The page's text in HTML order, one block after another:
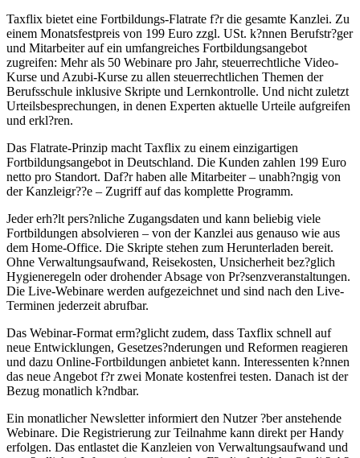
Taxflix bietet eine Fortbildungs-Flatrate f?r die gesamte Kanzlei. Zu
einem Monatsfestpreis von 199 Euro zzgl. USt. k?nnen Berufstr?ger
und Mitarbeiter auf ein umfangreiches Fortbildungsangebot
zugreifen: Mehr als 50 Webinare pro Jahr, steuerrechtliche Video-
Kurse und Azubi-Kurse zu allen steuerrechtlichen Themen der
Berufsschule inklusive Skripte und Lernkontrolle. Und nicht zuletzt
Urteilsbesprechungen, in denen Experten aktuelle Urteile aufgreifen
und erkl?ren.
Das Flatrate-Prinzip macht Taxflix zu einem einzigartigen
Fortbildungsangebot in Deutschland. Die Kunden zahlen 199 Euro
netto pro Standort. Daf?r haben alle Mitarbeiter – unabh?ngig von
der Kanzleigr??e – Zugriff auf das komplette Programm.
Jeder erh?lt pers?nliche Zugangsdaten und kann beliebig viele
Fortbildungen absolvieren – von der Kanzlei aus genauso wie aus
dem Home-Office. Die Skripte stehen zum Herunterladen bereit.
Ohne Verwaltungsaufwand, Reisekosten, Unsicherheit bez?glich
Hygieneregeln oder drohender Absage von Pr?senzveranstaltungen.
Die Live-Webinare werden aufgezeichnet und sind nach den Live-
Terminen jederzeit abrufbar.
Das Webinar-Format erm?glicht zudem, dass Taxflix schnell auf
neue Entwicklungen, Gesetzes?nderungen und Reformen reagieren
und dazu Online-Fortbildungen anbietet kann. Interessenten k?nnen
das neue Angebot f?r zwei Monate kostenfrei testen. Danach ist der
Bezug monatlich k?ndbar.
Ein monatlicher Newsletter informiert den Nutzer ?ber anstehende
Webinare. Die Registrierung zur Teilnahme kann direkt per Handy
erfolgen. Das entlastet die Kanzleien von Verwaltungsaufwand und